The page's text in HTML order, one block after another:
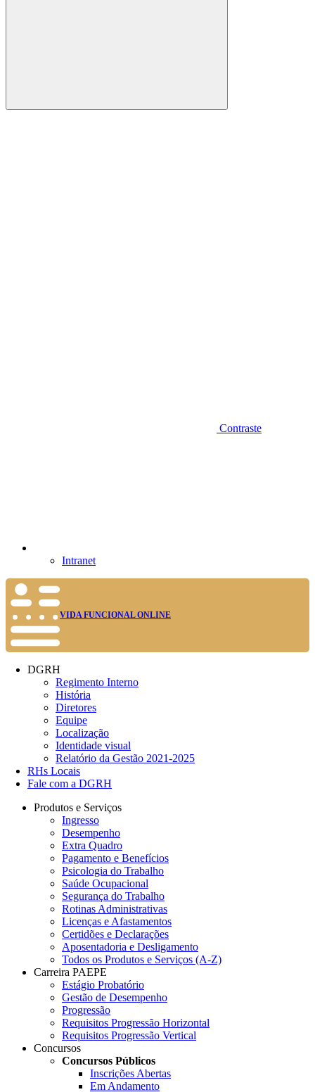
Buscar
Contraste
Intranet
VIDA FUNCIONAL ONLINE
DGRH
Regimento Interno
História
Diretores
Equipe
Localização
Identidade visual
Relatório da Gestão 2021-2025
RHs Locais
Fale com a DGRH
Produtos e Serviços
Ingresso
Desempenho
Extra Quadro
Pagamento e Benefícios
Psicologia do Trabalho
Saúde Ocupacional
Segurança do Trabalho
Rotinas Administrativas
Licenças e Afastamentos
Certidões e Declarações
Aposentadoria e Desligamento
Todos os Produtos e Serviços (A-Z)
Carreira PAEPE
Estágio Probatório
Gestão de Desempenho
Progressão
Requisitos Progressão Horizontal
Requisitos Progressão Vertical
Concursos
Concursos Públicos
Inscrições Abertas
Em Andamento